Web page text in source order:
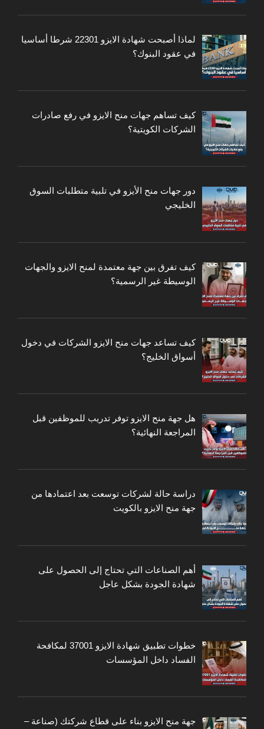
لماذا أصبحت شهادة الايزو 22301 شرطا أساسيا
في عقود البنوك؟
كيف تساهم جهات منح الايزو في رفع صادرات
الشركات الكويتية؟
دور جهات منح الأيزو في تلبية متطلبات السوق
الخليجي
كيف تفرق بين جهة معتمدة لمنح الايزو والجهات
الوسيطة غير الرسمية؟
كيف تساعد جهات منح الايزو الشركات في دخول
أسواق الخليج؟
هل جهة منح الايزو توفر تدريب للموظفين قبل
المراجعة النهائية؟
دراسة حالة لشركات توسعت بعد اعتمادها من
جهة منح الايزو بالكويت
أهم الصناعات التي تحتاج إلى الحصول على
شهادة الجودة بشكل عاجل
خطوات تطبيق شهادة الايزو 37001 لمكافحة
الفساد داخل المؤسسات
جهة منح الايزو بناء على قطاع شركتك (صناعة –